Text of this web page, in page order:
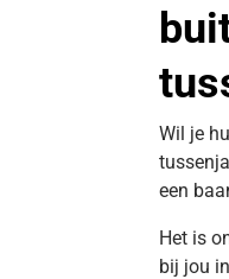
Wil je
een
Het is
bij jou